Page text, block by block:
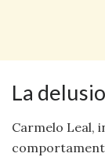
La
Carmelo Leal,